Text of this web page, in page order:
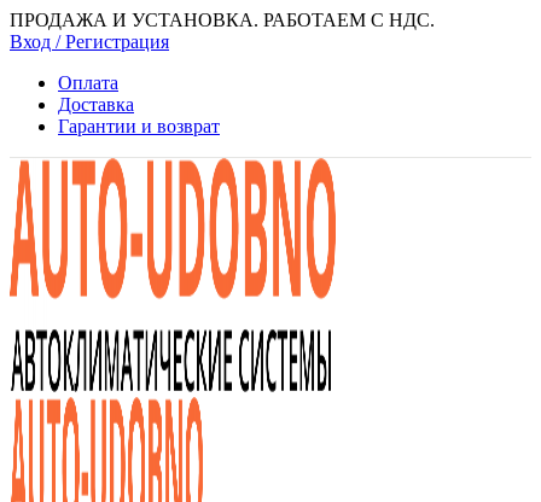
ПРОДАЖА И УСТАНОВКА. РАБОТАЕМ С НДС.
Вход / Регистрация
Оплата
Доставка
Гарантии и возврат